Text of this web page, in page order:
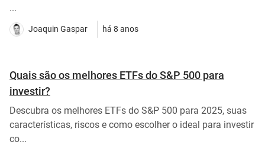
...
Joaquin Gaspar há 8 anos
Quais são os melhores ETFs do S&P 500 para
investir?
Descubra os melhores ETFs do S&P 500 para 2025, suas
características, riscos e como escolher o ideal para investir
co...